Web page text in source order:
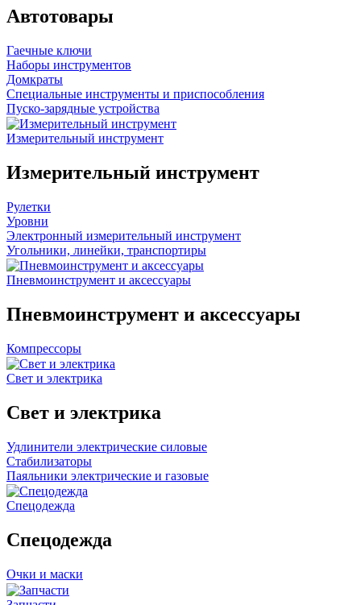
Автотовары
Гаечные ключи
Наборы инструментов
Домкраты
Специальные инструменты и приспособления
Пуско-зарядные устройства
Измерительный инструмент
Измерительный инструмент
Рулетки
Уровни
Электронный измерительный инструмент
Угольники, линейки, транспортиры
Пневмоинструмент и аксессуары
Пневмоинструмент и аксессуары
Компрессоры
Свет и электрика
Свет и электрика
Удлинители электрические силовые
Стабилизаторы
Паяльники электрические и газовые
Спецодежда
Спецодежда
Очки и маски